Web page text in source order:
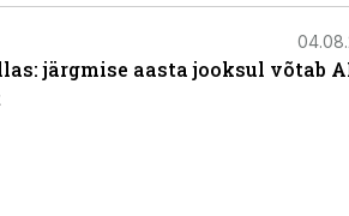
järgmise aasta jooksul võtab